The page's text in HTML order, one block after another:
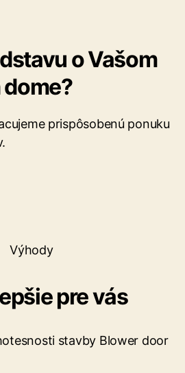
o Vašom
prispôsobenú ponuku
Výhody
pre vás
stavby Blower door